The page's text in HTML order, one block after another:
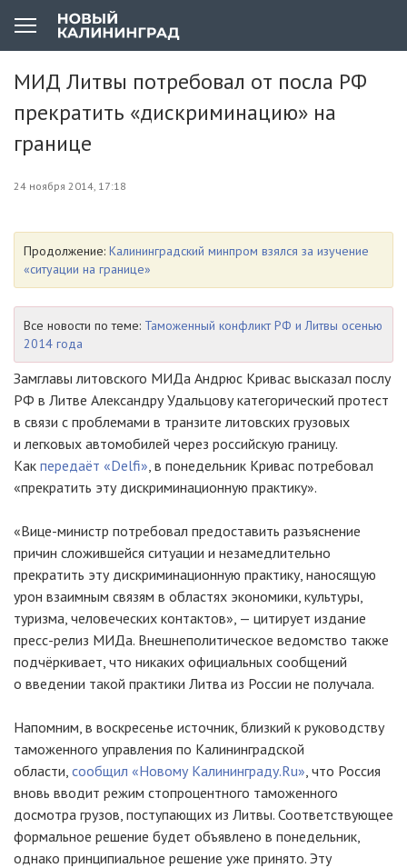
МИД Литвы потребовал от посла РФ
прекратить «дискриминацию» на
границе
24 ноября 2014, 17:18
Продолжение: Калининградский минпром взялся за изучение
«ситуации на границе»
Все новости по теме: Таможенный конфликт РФ и Литвы осенью
2014 года
Замглавы литовского МИДа Андрюс Кривас высказал послу
РФ в Литве Александру Удальцову категорический протест
в связи с проблемами в транзите литовских грузовых
и легковых автомобилей через российскую границу.
Как передаёт «Delfi», в понедельник Кривас потребовал
«прекратить эту дискриминационную практику».
«Вице-министр потребовал предоставить разъяснение
причин сложившейся ситуации и незамедлительно
прекратить эту дискриминационную практику, наносящую
урон взаимным связям в областях экономики, культуры,
туризма, человеческих контактов», — цитирует издание
пресс-релиз МИДа. Внешнеполитическое ведомство также
подчёркивает, что никаких официальных сообщений
о введении такой практики Литва из России не получала.
Напомним, в воскресенье источник, близкий к руководству
таможенного управления по Калининградской
области, сообщил «Новому Калининграду.Ru», что Россия
вновь вводит режим стопроцентного таможенного
досмотра грузов, поступающих из Литвы. Соответствующее
формальное решение будет объявлено в понедельник,
однако принципиальное решение уже принято. Эту